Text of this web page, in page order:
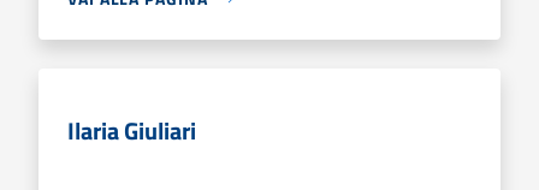
Ilaria Giuliari